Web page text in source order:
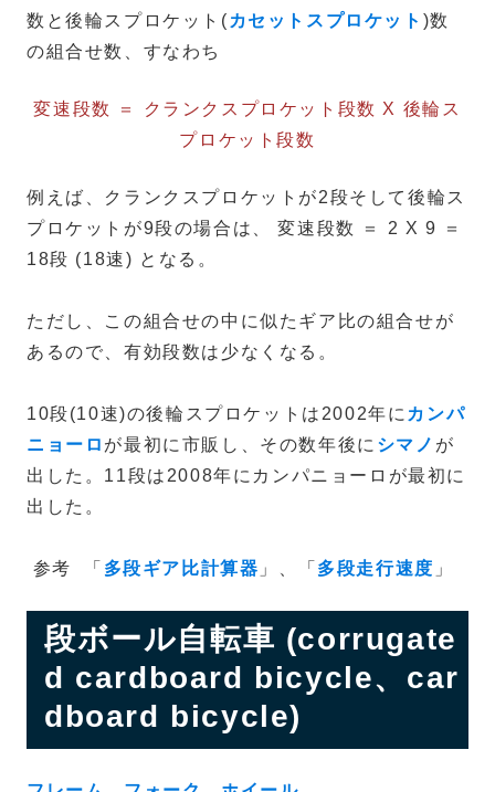
数と後輪スプロケット( カセットスプロケット )数
の組合せ数、すなわち
変速段数 ＝ クランクスプロケット段数 X 後輪ス
プロケット段数
例えば、クランクスプロケットが2段そして後輪ス
プロケットが9段の場合は、 変速段数 ＝ 2 X 9 ＝
18段 (18速) となる。
ただし、この組合せの中に似たギア比の組合せが
あるので、有効段数は少なくなる。
10段(10速)の後輪スプロケットは2002年に カンパ
ニョーロ が最初に市販し、その数年後に シマノ が
出した。11段は2008年にカンパニョーロが最初に
出した。
参考 「 多段ギア比計算器 」、「 多段走行速度 」
段ボール自転車 (corrugate
d cardboard bicycle、car
dboard bicycle)